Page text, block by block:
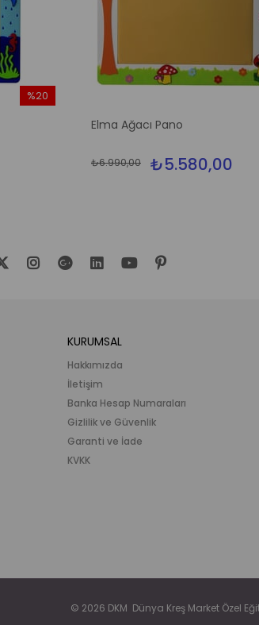
%20
Elma Ağacı Pano
₺5.580,00
₺6.990,00
KURUMSAL
Hakkımızda
İletişim
Banka Hesap Numaraları
Gizlilik ve Güvenlik
Garanti ve İade
KVKK
© 2026 DKM Dünya Kreş Market Özel